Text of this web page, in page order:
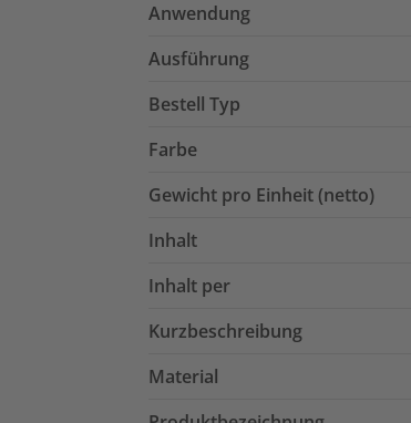
Anwendung
Ausführung
Bestell Typ
Farbe
Gewicht pro Einheit (netto)
Inhalt
Inhalt per
Kurzbeschreibung
Material